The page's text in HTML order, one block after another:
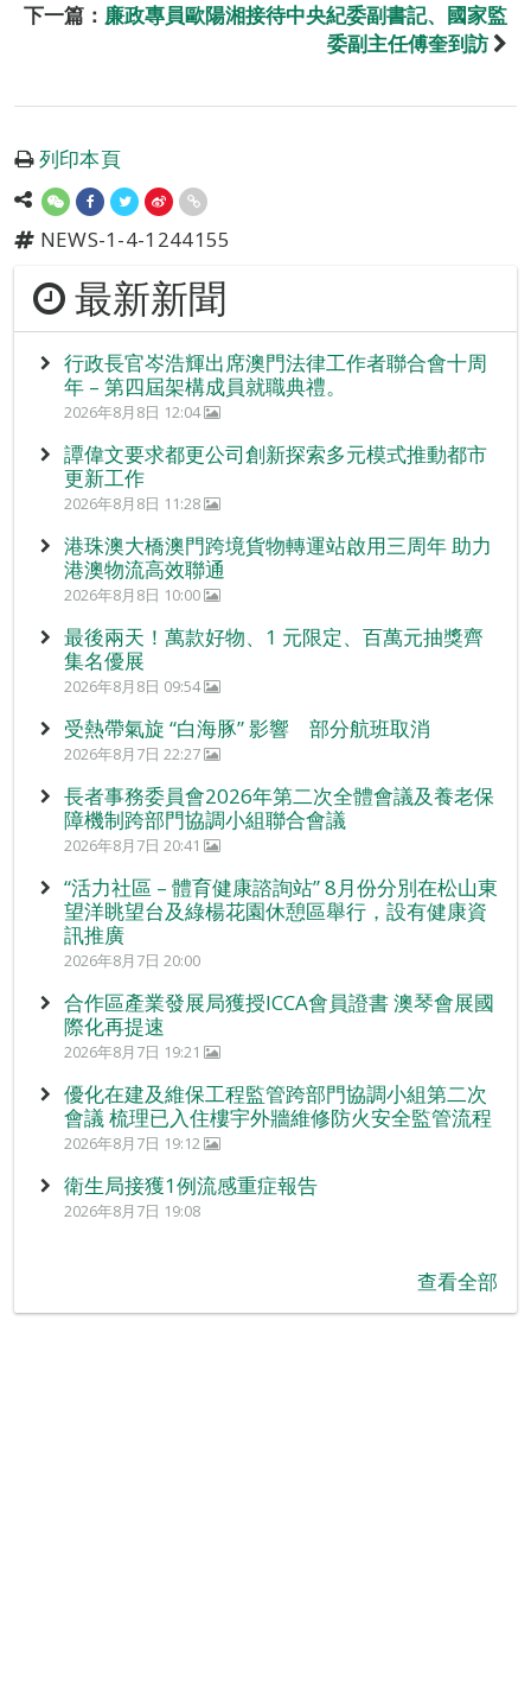
下一篇： 廉政專員歐陽湘接待中央紀委副書記、國家監
委副主任傅奎到訪
列印本頁
NEWS-1-4-1244155
最新新聞
行政長官岑浩輝出席澳門法律工作者聯合會十周
年 – 第四屆架構成員就職典禮。
2026年8月8日 12:04
譚偉文要求都更公司創新探索多元模式推動都市
更新工作
2026年8月8日 11:28
港珠澳大橋澳門跨境貨物轉運站啟用三周年 助力
港澳物流高效聯通
2026年8月8日 10:00
最後兩天！萬款好物、1 元限定、百萬元抽獎齊
集名優展
2026年8月8日 09:54
受熱帶氣旋 “白海豚” 影響 部分航班取消
2026年8月7日 22:27
長者事務委員會2026年第二次全體會議及養老保
障機制跨部門協調小組聯合會議
2026年8月7日 20:41
“活力社區 – 體育健康諮詢站” 8月份分別在松山東
望洋眺望台及綠楊花園休憩區舉行，設有健康資
訊推廣
2026年8月7日 20:00
合作區產業發展局獲授ICCA會員證書 澳琴會展國
際化再提速
2026年8月7日 19:21
優化在建及維保工程監管跨部門協調小組第二次
會議 梳理已入住樓宇外牆維修防火安全監管流程
2026年8月7日 19:12
衛生局接獲1例流感重症報告
2026年8月7日 19:08
查看全部